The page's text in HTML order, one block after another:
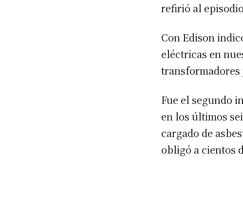
refirió al
Con Edison
eléctricas en
transformadores
Fue el segundo
en los últimos
cargado de
obligó a cientos